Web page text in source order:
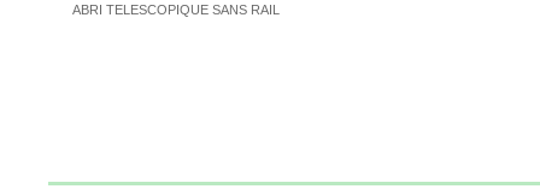
ABRI TELESCOPIQUE SANS RAIL